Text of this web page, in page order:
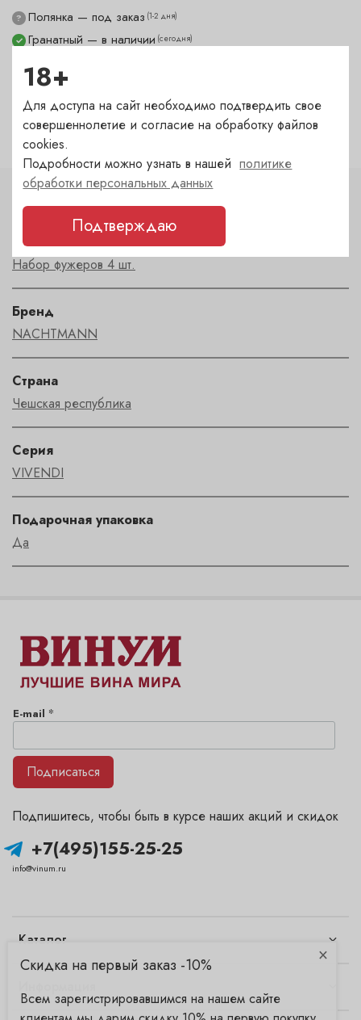
✓ Гранатный — в наличии (сегодня)
? Полянка — под заказ (1-2 дня)
Пречистенка — под заказ
✓ Садовническая — в наличии(сегодня)
Характеристики
Тип
Набор фужеров 4 шт.
Бренд
NACHTMANN
Страна
Чешская республика
Серия
VIVENDI
Подарочная упаковка
Да
Каталог
+7(495)155-25-25
info@vinum.ru
Подпишитесь, чтобы быть в курсе наших акций и скидок
E-mail *
Подписаться
18+
Для доступа на сайт необходимо подтвердить свое
совершеннолетие и согласие на обработку файлов
cookies.
Подробности можно узнать в нашейполитике
обработки персональных данных
Подтверждаю
×
Скидка на первый заказ -10%
Всем зарегистрировавшимся на нашем сайте